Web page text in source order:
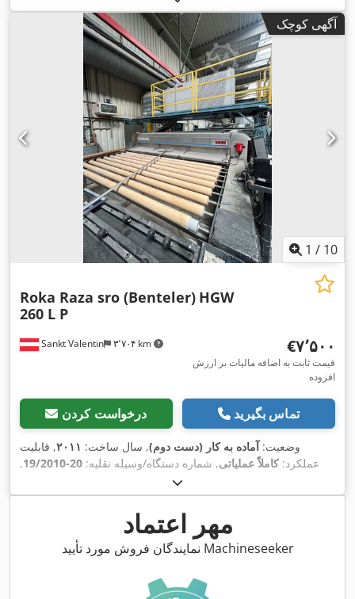
آگهی کوچک
1 / 10
Sankt Valentin ۳٬۷۰۴ km
Roka Raza sro (Benteler) HGW
260 L P
‎€۷٬۵۰۰
قیمت ثابت به اضافه مالیات بر ارزش
افزوده
درخواست کردن تماس بگیرید
وضعیت: آماده به کار (دست دوم), سال ساخت: ۲۰۱۱, قابلیت
عملکرد:کاملاً عملیاتی, شماره دستگاه/وسیله نقلیه: 20-19/2010
,
, عرض کل:
۱٬۲۰۰ میلی‌متر
, ولتاژ ورودی: ۴۰۰ V , تجهیزات:نشان CE,
مهر اعتماد
نمایندگان فروش مورد تأیید Machineseeker